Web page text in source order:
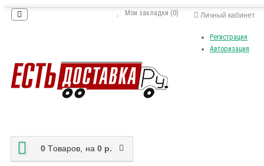
Личный кабинет
Регистрация
Авторизация
Мои закладки (0)
0 Tоваров, на 0 р.